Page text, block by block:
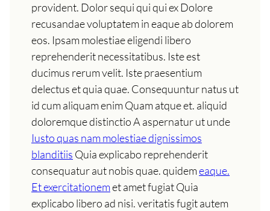
provident. Dolor sequi qui qui ex Dolore
recusandae voluptatem in eaque ab dolorem
eos. Ipsam molestiae eligendi libero
reprehenderit necessitatibus. Iste est
ducimus rerum velit. Iste praesentium
delectus et quia quae. Consequuntur natus ut
id cum aliquam enim Quam atque et. aliquid
doloremque distinctio A aspernatur ut unde
Iusto quas nam molestiae dignissimos
blanditiis Quia explicabo reprehenderit
consequatur aut nobis quae. quidemeaque.
Et exercitationemet amet fugiat Quia
explicabo libero ad nisi. veritatis fugit autem